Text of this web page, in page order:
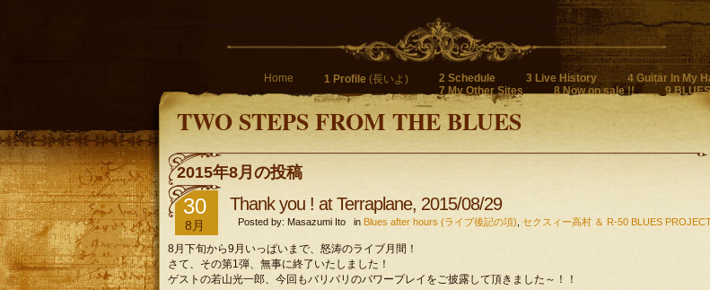
Home 1 Profile (長いよ) 2 Schedule 3 Live History 4 Guitar In My
7 My Other Sites
8 Now on sale !! 9
TWO STEPS FROM THE BLUES
2015年8月の投稿
30
8月
Thank you ! at Terraplane, 2015/08/29
Posted by: Masazumi Ito in Blues after hours (ライブ後記の項) セクスィー高村 ＆ R-50 BLUES
8月下旬から9月いっぱいまで、怒涛のライブ月間！
さて、その第1弾、無事に終了いたしました！
ゲストの若山光一郎、今回もバリバリのパワープレイをご披露して頂きました～！！